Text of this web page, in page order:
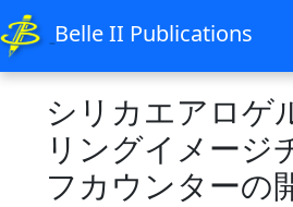
Belle II Publications
シリカエアロゲ
リングイメージ
フカウンターの